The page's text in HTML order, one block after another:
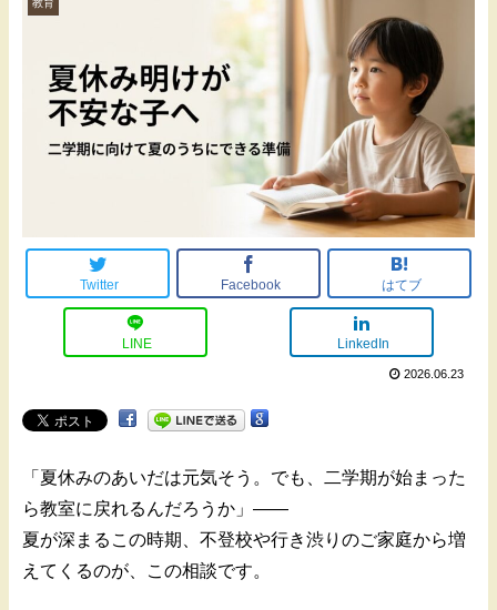
教育
Twitter Facebook はてブ
LINE LinkedIn
2026.06.23
「夏休みのあいだは元気そう。でも、二学期が始まった
ら教室に戻れるんだろうか」——
夏が深まるこの時期、不登校や行き渋りのご家庭から増
えてくるのが、この相談です。